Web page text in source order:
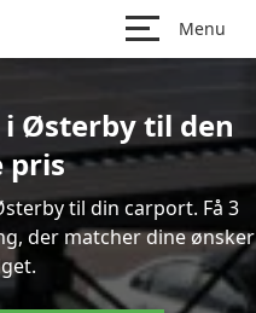
Menu
Østerby til den
pris
til din carport. Få 3
der matcher dine ønsker